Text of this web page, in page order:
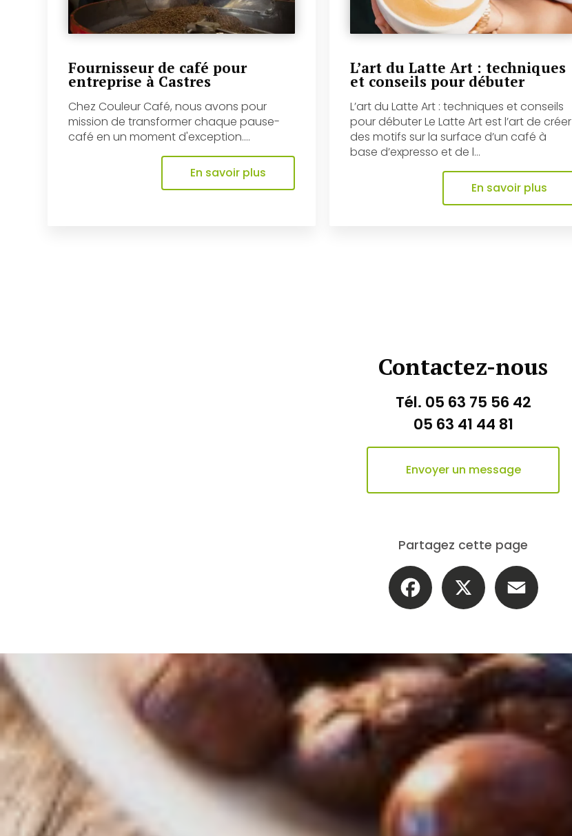
Fournisseur de café pour
entreprise à Castres
Chez Couleur Café, nous avons pour
mission de transformer chaque pause-
café en un moment d'exception....
En savoir plus
L’art du Latte Art : techniques
et conseils pour débuter
L’art du Latte Art : techniques et conseils
pour débuter Le Latte Art est l’art de créer
des motifs sur la surface d’un café à
base d’expresso et de l...
En savoir plus
Contactez-nous
Tél. 05 63 75 56 42
05 63 41 44 81
Envoyer un message
Partagez cette page
Facebook